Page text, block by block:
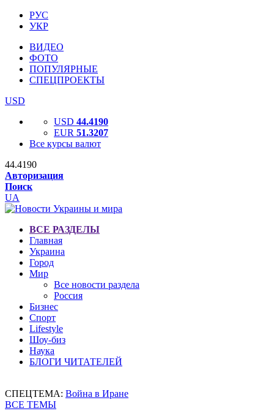
РУС
УКР
ВИДЕО
ФОТО
ПОПУЛЯРНЫЕ
СПЕЦПРОЕКТЫ
USD
USD 44.4190
EUR 51.3207
Все курсы валют
44.4190
Авторизация
Поиск
UA
ВСЕ РАЗДЕЛЫ
Главная
Украина
Город
Мир
Все новости раздела
Россия
Бизнес
Спорт
Lifestyle
Шоу-биз
Наука
БЛОГИ ЧИТАТЕЛЕЙ
СПЕЦТЕМА: Война в Иране
ВСЕ ТЕМЫ